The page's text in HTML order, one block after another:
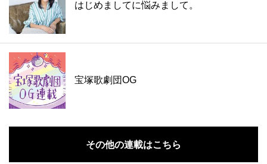
はじめましてに悩みまして。
宝塚歌劇団OG
その他の連載はこちら